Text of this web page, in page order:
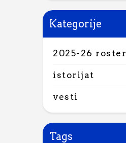
Kategorije
2025-26 roster
istorijat
vesti
Tags